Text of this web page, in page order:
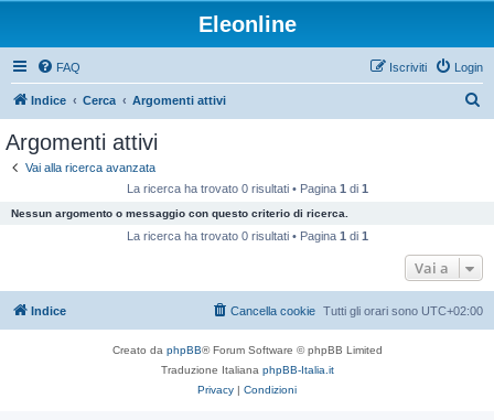
Eleonline
FAQ Login
Iscriviti
Indice Cerca Argomenti attivi
Argomenti attivi
Vai alla ricerca avanzata
La ricerca ha trovato 0 risultati • Pagina 1 di 1
Nessun argomento o messaggio con questo criterio di ricerca.
La ricerca ha trovato 0 risultati • Pagina 1 di 1
Vai a
Indice Tutti gli orari sono UTC+02:00
Cancella cookie
Creato da phpBB® Forum Software © phpBB Limited
Traduzione Italiana phpBB-Italia.it
Privacy | Condizioni